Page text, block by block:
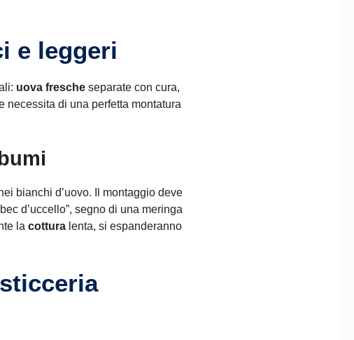
e leggeri
uova fresche separate con cura,
necessita di una perfetta montatura
bianchi d’uovo. Il montaggio deve
d’uccello”, segno di una meringa
la cottura lenta, si espanderanno